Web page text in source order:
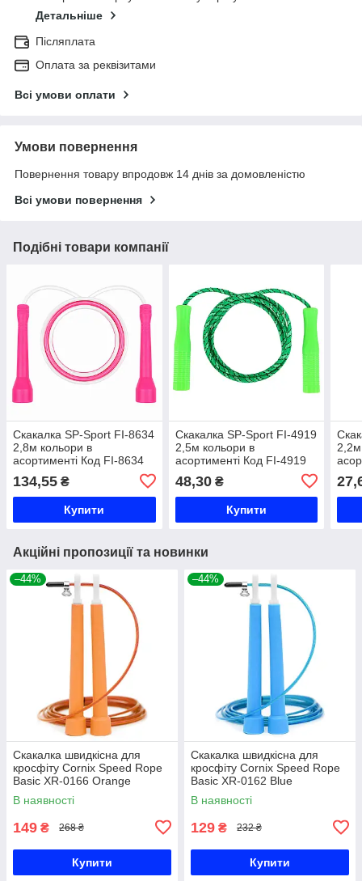
Детальніше
Післяплата
Оплата за реквізитами
Всі умови оплати
Умови повернення
Повернення товару впродовж 14 днів за домовленістю
Всі умови повернення
Подібні товари компанії
Скакалка SP-Sport FI-8634
2,8м кольори в
асортименті Код FI-8634
134,55 ₴
Купити
Скакалка SP-Sport FI-4919
2,5м кольори в
асортименті Код FI-4919
48,30₴
Купити
Акційні пропозиції та новинки
–44%
Скакалка швидкісна для
кросфіту Cornix Speed Rope
Basic XR-0166 Orange
В наявності
149 ₴ 268 ₴
Купити
–44%
Скакалка швидкісна для
кросфіту Cornix Speed Rope
Basic XR-0162 Blue
В наявності
129 ₴ 232 ₴
Купити